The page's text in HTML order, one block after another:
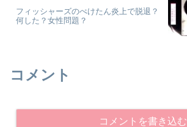
フィッシャーズのぺけたん炎上で脱退？
何した？女性問題？
コメント
コメントを書き込む